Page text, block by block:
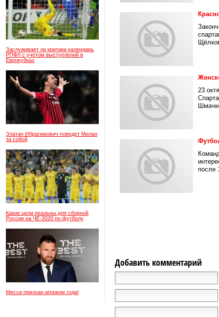
Заслуживает ли критики календарь
РПФЛ с учетом выступлений в
Еврокубках
Златан Ибрагимович поведет Милан
за собой
Какие цели реальны для сборной
России на ЧЕ-2020 по футболу
Месси признан игроком года!
23
после
Добавить комментарий